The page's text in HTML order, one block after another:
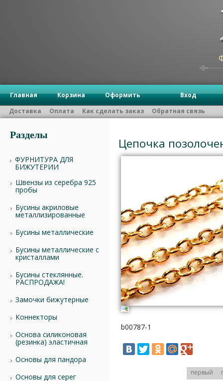
Главная Корзина Оформить
Вход
Доставка
Оплата Как сделать заказ Обратная связь
Разделы
ФУРНИТУРА ДЛЯ
БИЖУТЕРИИ
Швензы из серебра 925
пробы
Бусины акриловые
металлизированные
Бусины металлические
Бусины металлические с
кристаллами
Бусины стеклянные.
РАСПРОДАЖА!
Замочки бижутерные
Коннекторы
Основа силиконовая
(резинка) эластичная
Основы для пандора
Основы для серег
Цепочка
b00787-1
первый